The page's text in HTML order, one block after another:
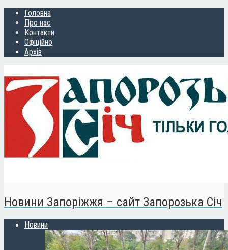
Головна
Про нас
Контакти
Офіційно
Архів
Новини Запоріжжя – сайт Запорозька Січ
Новини